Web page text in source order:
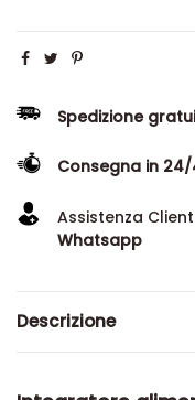
Spedizione
Consegna in
Assistenza
Whatsapp
Descrizione